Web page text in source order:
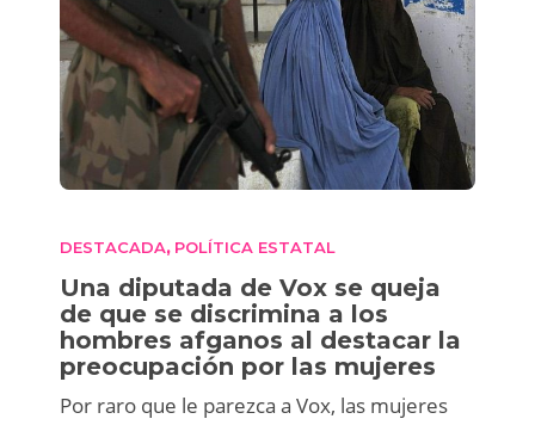
DESTACADA, POLÍTICA ESTATAL
Una diputada de Vox se queja
de que se discrimina a los
hombres afganos al destacar la
preocupación por las mujeres
Por raro que le parezca a Vox, las mujeres